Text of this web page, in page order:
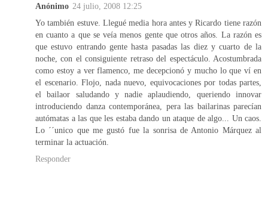
Anónimo 24 julio, 2008 12:25
Yo también estuve. Llegué media hora antes y Ricardo tiene razón
en cuanto a que se veía menos gente que otros años. La razón es
que estuvo entrando gente hasta pasadas las diez y cuarto de la
noche, con el consiguiente retraso del espectáculo. Acostumbrada
como estoy a ver flamenco, me decepcionó y mucho lo que ví en
el escenario. Flojo, nada nuevo, equivocaciones por todas partes,
el bailaor saludando y nadie aplaudiendo, queriendo innovar
introduciendo danza contemporánea, pera las bailarinas parecían
autómatas a las que les estaba dando un ataque de algo... Un caos.
Lo ´´unico que me gustó fue la sonrisa de Antonio Márquez al
terminar la actuación.
Responder